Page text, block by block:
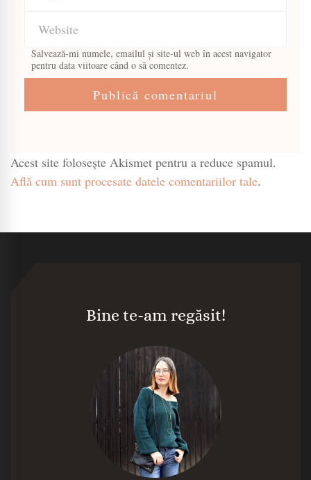
Salvează-mi numele, emailul și site-ul web în acest navigator
pentru data viitoare când o să comentez.
Acest site folosește Akismet pentru a reduce spamul.
Află cum sunt procesate datele comentariilor tale.
Bine te-am regăsit!